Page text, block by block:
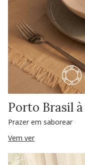
Porto Brasil
Prazer em saborear
Vem ver